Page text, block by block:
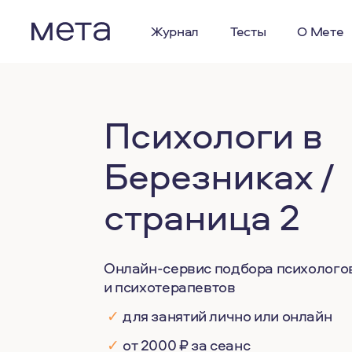
Журнал Тесты О Мете
Психологи в
Березниках /
страница 2
Онлайн-сервис подбора
и психотерапевтов
✓ для занятий лично или онлайн
✓ от 2000 ₽ за сеанс